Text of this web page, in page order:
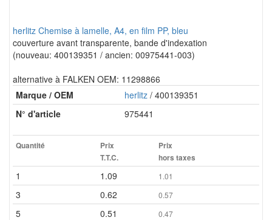
herlitz Chemise à lamelle, A4, en film PP, bleu
couverture avant transparente, bande d'indexation
(nouveau: 400139351 / ancien: 00975441-003)
alternative à FALKEN OEM: 11298866
Marque / OEM
herlitz / 400139351
N° d'article
975441
Quantité
Prix
T.T.C.
Prix
hors taxes
1 1.09 1.01
3 0.62 0.57
5 0.51 0.47